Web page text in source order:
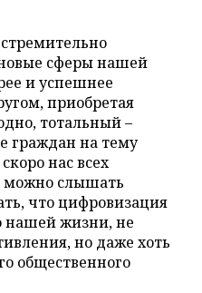
сферы нашей
и успешнее
приобретая
тотальный –
граждан на тему
нас всех
можно слышать
что цифровизация
нашей жизни, не
но даже хоть
общественного